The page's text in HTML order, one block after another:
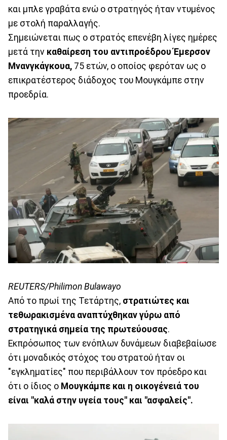
και μπλε γραβάτα ενώ ο στρατηγός ήταν ντυμένος
με στολή παραλλαγής.
Σημειώνεται πως ο στρατός επενέβη λίγες ημέρες
μετά την καθαίρεση του αντιπροέδρου Έμερσον
Μνανγκάγκουα, 75 ετών, ο οποίος φερόταν ως ο
επικρατέστερος διάδοχος του Μουγκάμπε στην
προεδρία.
REUTERS/Philimon Bulawayo
Από το πρωί της Τετάρτης, στρατιώτες και
τεθωρακισμένα αναπτύχθηκαν γύρω από
στρατηγικά σημεία της πρωτεύουσας.
Εκπρόσωπος των ενόπλων δυνάμεων διαβεβαίωσε
ότι μοναδικός στόχος του στρατού ήταν οι
"εγκληματίες" που περιβάλλουν τον πρόεδρο και
ότι ο ίδιος ο Μουγκάμπε και η οικογένειά του
είναι "καλά στην υγεία τους" και "ασφαλείς".